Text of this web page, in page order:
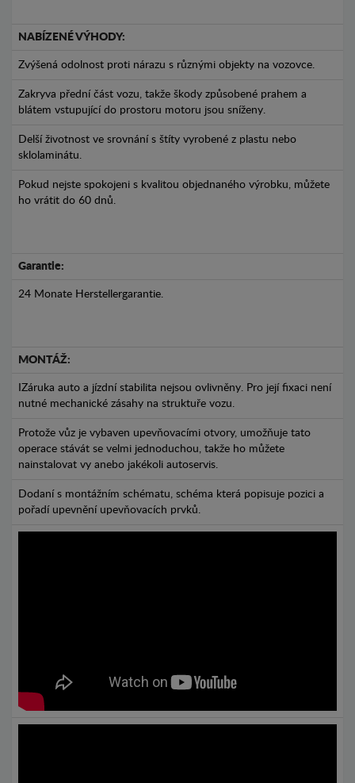
NABÍZENÉ VÝHODY:
Zvýšená odolnost proti nárazu s různými objekty na vozovce.
Zakryva přední část vozu, takže škody způsobené prahem a
blátem vstupující do prostoru motoru jsou sníženy.
Delší životnost ve srovnání s štíty vyrobené z plastu nebo
sklolaminátu.
Pokud nejste spokojeni s kvalitou objednaného výrobku, můžete
ho vrátit do 60 dnů.
Garantie:
24 Monate Herstellergarantie.
MONTÁŽ:
IZáruka auto a jízdní stabilita nejsou ovlivněny. Pro její fixaci není
nutné mechanické zásahy na struktuře vozu.
Protože vůz je vybaven upevňovacími otvory, umožňuje tato
operace stávát se velmi jednoduchou, takže ho můžete
nainstalovat vy anebo jakékoli autoservis.
Dodaní s montážním schématu, schéma která popisuje pozici a
pořadí upevnění upevňovacích prvků.